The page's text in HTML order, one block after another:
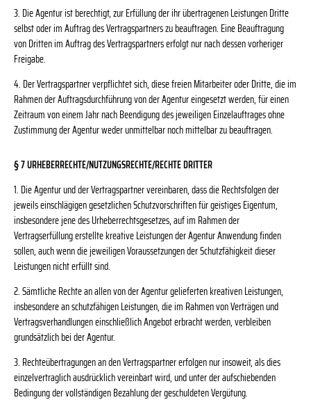
3. Die Agentur ist berechtigt, zur Erfüllung der ihr übertragenen Leistungen Dritte
selbst oder im Auftrag des Vertragspartners zu beauftragen. Eine Beauftragung
von Dritten im Auftrag des Vertragspartners erfolgt nur nach dessen vorheriger
Freigabe.
4. Der Vertragspartner verpflichtet sich, diese freien Mitarbeiter oder Dritte, die im
Rahmen der Auftragsdurchführung von der Agentur eingesetzt werden, für einen
Zeitraum von einem Jahr nach Beendigung des jeweiligen Einzelauftrages ohne
Zustimmung der Agentur weder unmittelbar noch mittelbar zu beauftragen.
§ 7 URHEBERRECHTE/NUTZUNGSRECHTE/RECHTE DRITTER
1. Die Agentur und der Vertragspartner vereinbaren, dass die Rechtsfolgen der
jeweils einschlägigen gesetzlichen Schutzvorschriften für geistiges Eigentum,
insbesondere jene des Urheberrechtsgesetzes, auf im Rahmen der
Vertragserfüllung erstellte kreative Leistungen der Agentur Anwendung finden
sollen, auch wenn die jeweiligen Voraussetzungen der Schutzfähigkeit dieser
Leistungen nicht erfüllt sind.
2. Sämtliche Rechte an allen von der Agentur gelieferten kreativen Leistungen,
insbesondere an schutzfähigen Leistungen, die im Rahmen von Verträgen und
Vertragsverhandlungen einschließlich Angebot erbracht werden, verbleiben
grundsätzlich bei der Agentur.
3. Rechteübertragungen an den Vertragspartner erfolgen nur insoweit, als dies
einzelvertraglich ausdrücklich vereinbart wird, und unter der aufschiebenden
Bedingung der vollständigen Bezahlung der geschuldeten Vergütung.